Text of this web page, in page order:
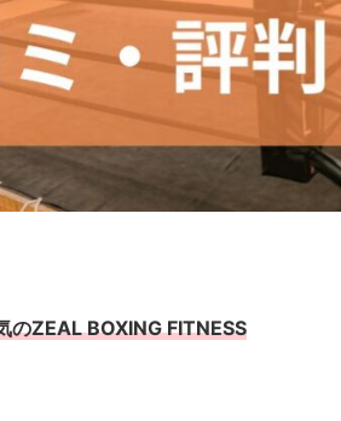
のZEAL BOXING FITNESS